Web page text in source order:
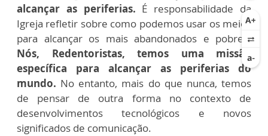
alcançar as periferias. É responsabilidade da
Igreja refletir sobre como podemos usar os meios
para alcançar os mais abandonados e pobres.
Nós, Redentoristas, temos uma missão
específica para alcançar as periferias do
mundo. No entanto, mais do que nunca, temos
de pensar de outra forma no contexto de
desenvolvimentos tecnológicos e novos
significados de comunicação.